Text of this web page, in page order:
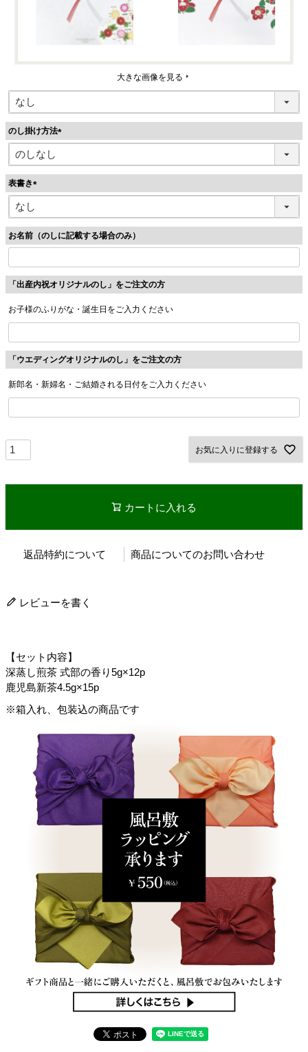
大きな画像を見る
のし掛け方法
(
表書き
(
必
お名前（のしに記載する場合のみ）
「出産内祝オリジナルのし」をご注文の方
お子様のふりがな・誕生日をご入力ください
「ウエディングオリジナルのし」をご注文の方
新郎名・新婦名・ご結婚される日付をご入力ください
お気に入りに登録する
カートに入れる
返品特約について 商品についてのお問い合わせ
レビューを書く
【セット内容】
深蒸し煎茶 式部の香り5g×12p
鹿児島新茶4.5g×15p
※箱入れ、包装込の商品です